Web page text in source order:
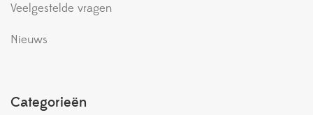
Veelgestelde vragen
Nieuws
Categorieën